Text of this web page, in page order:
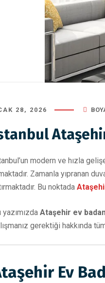
28, 2026
modern ve hızla
Zamanla yıpranan
Bu noktada
yazımızda Ataşehir ev
gerektiği hakkında
Ev